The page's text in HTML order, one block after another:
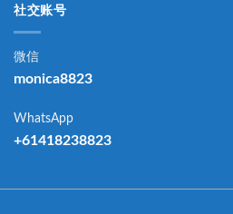
社交账号
微信
monica8823
WhatsApp
+61418238823